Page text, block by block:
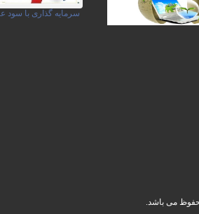
سرمایه گذاری با سود